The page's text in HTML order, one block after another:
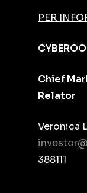
PER
CYBEROO
Chief
Relator
Veronica
388111